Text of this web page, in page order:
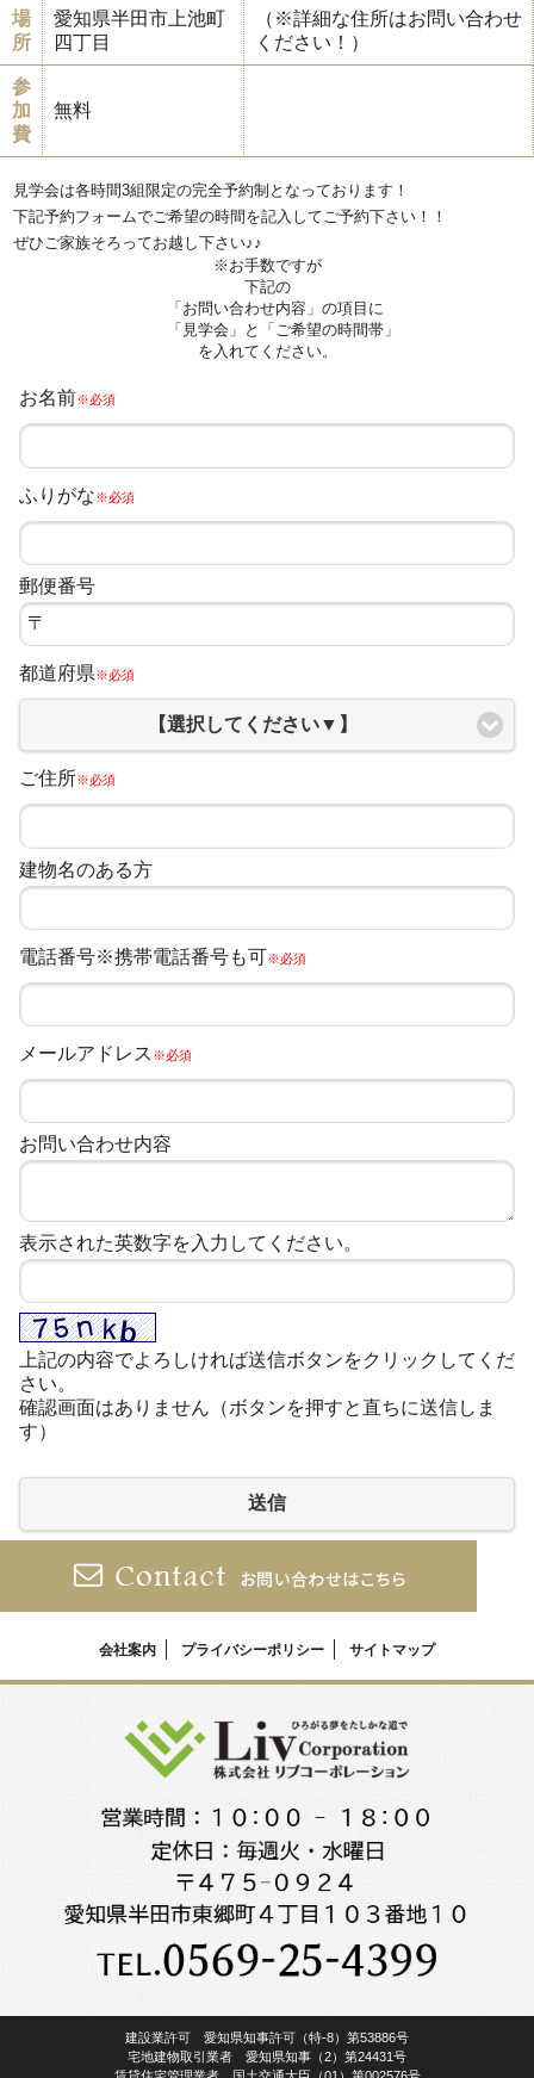
場
所
愛知県半田市上池町
四丁目
（※詳細な住所はお問い合わせ
ください！）
参
加
費
無料
見学会は各時間3組限定の完全予約制となっております！
下記予約フォームでご希望の時間を記入してご予約下さい！！
ぜひご家族そろってお越し下さい♪♪
※お手数ですが
下記の
「お問い合わせ内容」の項目に
「見学会」と「ご希望の時間帯」
を入れてください。
お名前※必須
ふりがな※必須
郵便番号
都道府県※必須
【選択してください▼】
ご住所※必須
建物名のある方
電話番号※携帯電話番号も可※必須
メールアドレス ※必須
お問い合わせ内容
表示された英数字を入力してください。
上記の内容でよろしければ送信ボタンをクリックしてくだ
さい。
確認画面はありません（ボタンを押すと直ちに送信しま
す）
送信
会社案内 プライバシーポリシー サイトマップ
建設業許可 愛知県知事許可（特-8）第53886号
宅地建物取引業者 愛知県知事（2）第24431号